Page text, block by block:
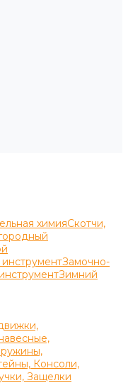
химияСкотчи,
Замочно-
Зимний
Консоли,
Защелки